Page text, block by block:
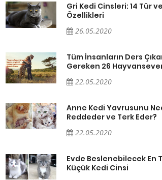
Gri Kedi Cinsleri: 14 Tür ve
Özellikleri
26.05.2020
Tüm İnsanların Ders
Gereken 26
22.05.2020
Anne Kedi Yavrusunu
Reddeder ve Terk Eder?
22.05.2020
Evde Beslenebilecek En
Küçük Kedi Cinsi